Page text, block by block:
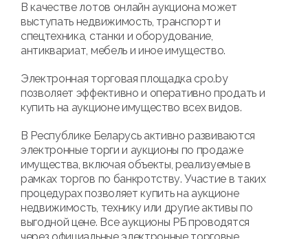
В качестве лотов онлайн аукциона может
выступать недвижимость, транспорт и
спецтехника, станки и оборудование,
антиквариат, мебель и иное имущество.
Электронная торговая площадка cpo.by
позволяет эффективно и оперативно продать и
купить на аукционе имущество всех видов.
В Республике Беларусь активно развиваются
электронные торги и аукционы по продаже
имущества, включая объекты, реализуемые в
рамках торгов по банкротству. Участие в таких
процедурах позволяет купить на аукционе
недвижимость, технику или другие активы по
выгодной цене. Все аукционы РБ проводятся